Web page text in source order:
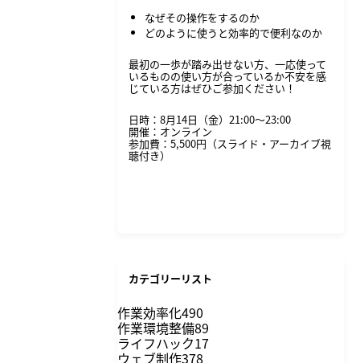
なぜその操作をするのか
どのように使うと効率的で便利なのか
最初の一歩が踏み出せない方、一応使って
いるものの使い方が合っているか不安を感
じている方はぜひご参加ください！
日時：8月14日（金）21:00〜23:00
開催：オンライン
参加費：5,500円（スライド・アーカイブ視
聴付き）
カテゴリーリスト
作業効率化490
作業環境整備89
ライフハック17
ウェブ制作378